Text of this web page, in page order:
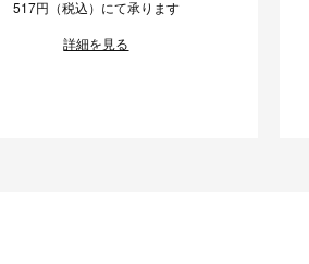
517円（税込）にて承ります
詳細を見る